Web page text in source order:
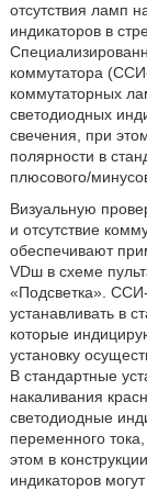
отсутствия ламп
индикаторов в
коммутатора
коммутаторных
светодиодных
свечения, при
полярности в
плюсового/
Визуальную
и отсутствие
обеспечивают
VDш в схеме
«Подсветка».
устанавливать в
которые
установку
В стандартные
накаливания
светодиодные
переменного
этом в
индикаторов